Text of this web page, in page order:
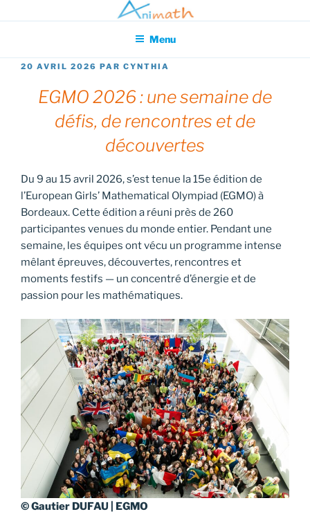
au
principal
Association pour l'Animation en Mathématiques
Menu
PUBLIÉ
20 AVRIL 2026 PAR CYNTHIA
EGMO 2026 : une semaine de
défis, de rencontres et de
découvertes
Du 9 au 15 avril 2026, s’est tenue la 15e édition de
l’European Girls’ Mathematical Olympiad (EGMO) à
Bordeaux. Cette édition a réuni près de 260
participantes venues du monde entier. Pendant une
semaine, les équipes ont vécu un programme intense
mêlant épreuves, découvertes, rencontres et
moments festifs — un concentré d’énergie et de
passion pour les mathématiques.
© Gautier DUFAU | EGMO